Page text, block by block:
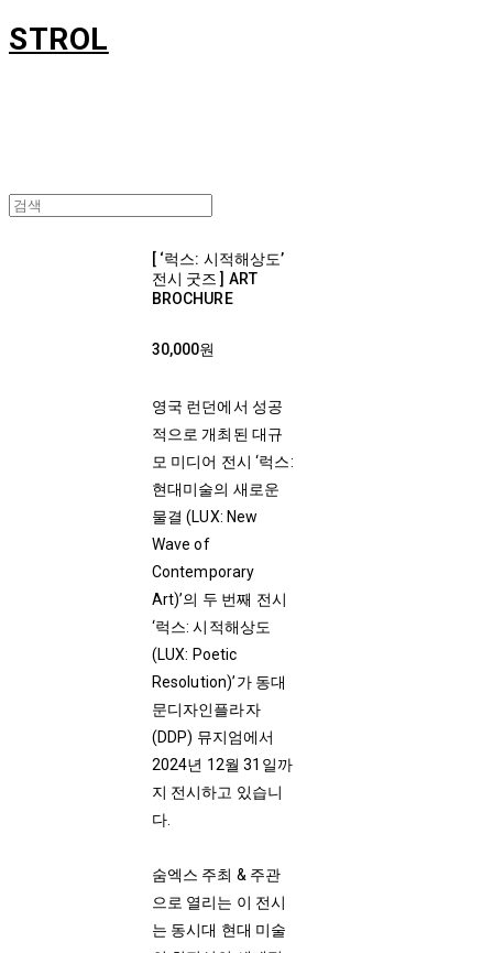
STROL
[ ‘럭스: 시적해상도’
전시 굿즈 ] ART
BROCHURE
30,000원
영국 런던에서 성공
적으로 개최된 대규
모 미디어 전시 ‘럭스:
현대미술의 새로운
물결 (LUX: New
Wave of
Contemporary
Art)’의 두 번째 전시
‘럭스: 시적해상도
(LUX: Poetic
Resolution)’가 동대
문디자인플라자
(DDP) 뮤지엄에서
2024년 12월 31일까
지 전시하고 있습니
다.
숨엑스 주최 & 주관
으로 열리는 이 전시
는 동시대 현대 미술